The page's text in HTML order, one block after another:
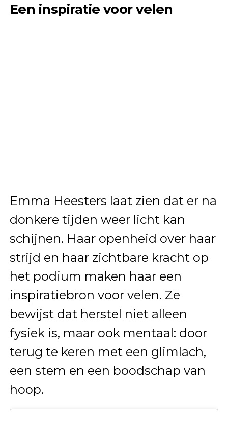
Een inspiratie voor velen
Emma Heesters laat zien dat er na
donkere tijden weer licht kan
schijnen. Haar openheid over haar
strijd en haar zichtbare kracht op
het podium maken haar een
inspiratiebron voor velen. Ze
bewijst dat herstel niet alleen
fysiek is, maar ook mentaal: door
terug te keren met een glimlach,
een stem en een boodschap van
hoop.